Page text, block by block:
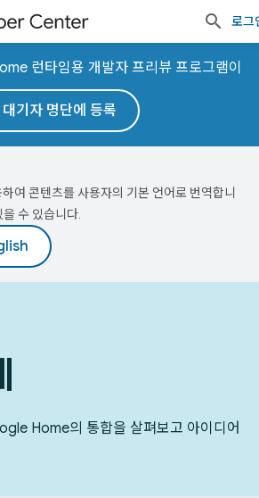
로그
런타임용 개발자 프리뷰 프로그램이
대기자 명단에 등록
여 콘텐츠를 사용자의 기본 언어로 번역합니
수 있습니다.
Home의 통합을 살펴보고 아이디어